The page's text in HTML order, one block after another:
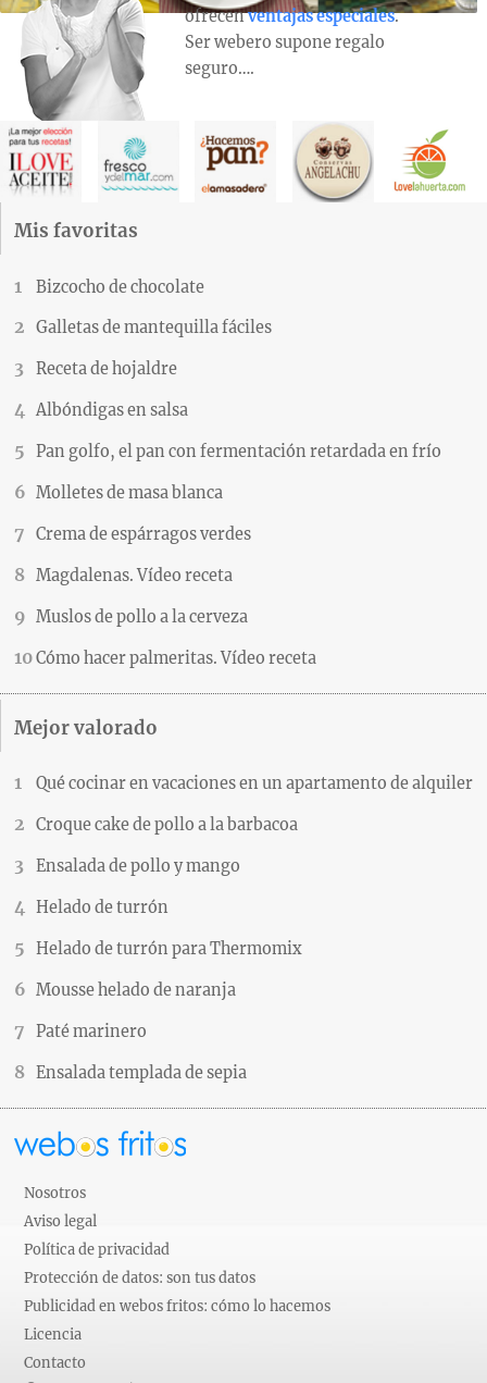
ofrecenventajas especiales.
Ser webero supone regalo
seguro….
Mis favoritas
Bizcocho de chocolate
Galletas de mantequilla fáciles
Receta de hojaldre
Albóndigas en salsa
Pan golfo, el pan con fermentación retardada en frío
Molletes de masa blanca
Crema de espárragos verdes
Magdalenas. Vídeo receta
Muslos de pollo a la cerveza
Cómo hacer palmeritas. Vídeo receta
Mejor valorado
Qué cocinar en vacaciones en un apartamento de alquiler
Croque cake de pollo a la barbacoa
Ensalada de pollo y mango
Helado de turrón
Helado de turrón para Thermomix
Mousse helado de naranja
Paté marinero
Ensalada templada de sepia
Nosotros
Aviso legal
Política de privacidad
Protección de datos: son tus datos
Publicidad en webos fritos: cómo lo hacemos
Licencia
Contacto